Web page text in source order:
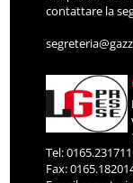
Tel: 0165.231711
Fax:
E-mail